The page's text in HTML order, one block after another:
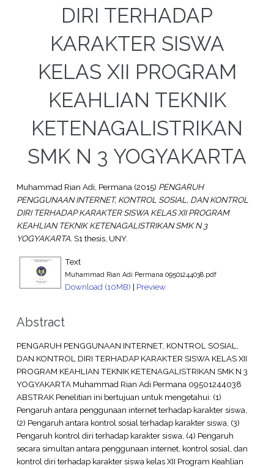
DIRI TERHADAP
KARAKTER SISWA
KELAS XII PROGRAM
KEAHLIAN TEKNIK
KETENAGALISTRIKAN
SMK N 3 YOGYAKARTA
Muhammad Rian Adi, Permana(2015) PENGARUH
PENGGUNAAN INTERNET, KONTROL SOSIAL, DAN KONTROL
DIRI TERHADAP KARAKTER SISWA KELAS XII PROGRAM
KEAHLIAN TEKNIK KETENAGALISTRIKAN SMK N 3
YOGYAKARTA. S1 thesis, UNY.
Text
Muhammad Rian Adi Permana 09501244038.pdf
Download (10MB) | Preview
Abstract
PENGARUH PENGGUNAAN INTERNET, KONTROL SOSIAL,
DAN KONTROL DIRI TERHADAP KARAKTER SISWA KELAS XII
PROGRAM KEAHLIAN TEKNIK KETENAGALISTRIKAN SMK N 3
YOGYAKARTA Muhammad Rian Adi Permana 09501244038
ABSTRAK Penelitian ini bertujuan untuk mengetahui: (1)
Pengaruh antara penggunaan internet terhadap karakter siswa,
(2) Pengaruh antara kontrol sosial terhadap karakter siswa, (3)
Pengaruh kontrol diri terhadap karakter siswa, (4) Pengaruh
secara simultan antara penggunaan internet, kontrol sosial, dan
kontrol diri terhadap karakter siswa kelas XII Program Keahlian